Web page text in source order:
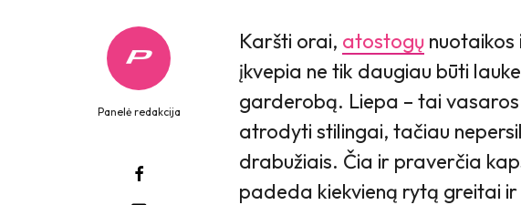
Panelė redakcija
Karšti orai, atostogų nuotaikos
įkvepia ne tik daugiau būti
garderobą. Liepa – tai
atrodyti stilingai, tačiau
drabužiais. Čia ir praverčia
padeda kiekvieną rytą greitai ir